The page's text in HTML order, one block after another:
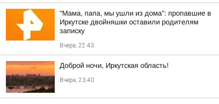
"Мама, папа, мы ушли из дома": пропавшие в
Иркутске двойняшки оставили родителям
записку
Вчера, 22:43
Доброй ночи, Иркутская область!
Вчера, 23:40